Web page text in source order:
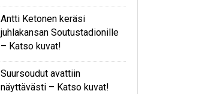
Antti Ketonen keräsi
juhlakansan Soutustadionille
– Katso kuvat!
Suursoudut avattiin
näyttävästi – Katso kuvat!